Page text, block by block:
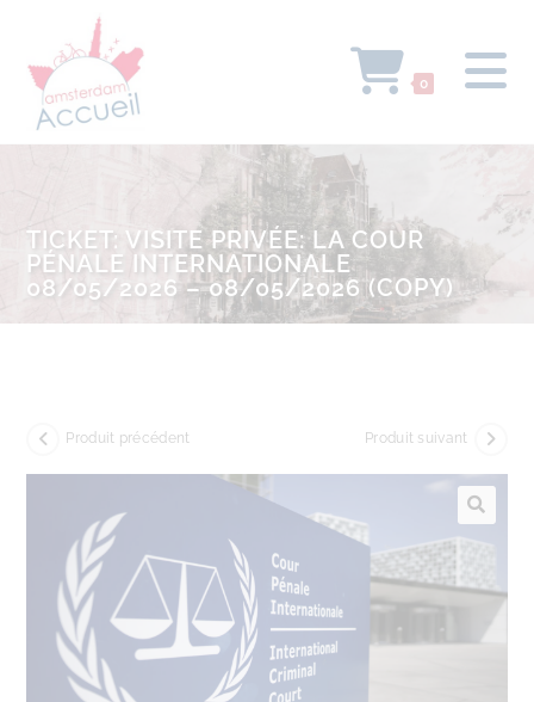
0
TICKET: VISITE PRIVÉE: LA COUR
PÉNALE INTERNATIONALE
08/05/2026 – 08/05/2026 (COPY)
Produit précédent Produit suivant